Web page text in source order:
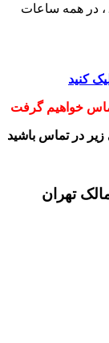
، در همه ساعات
کنید
خواهیم گرفت
زیر در تماس باشید
تهران